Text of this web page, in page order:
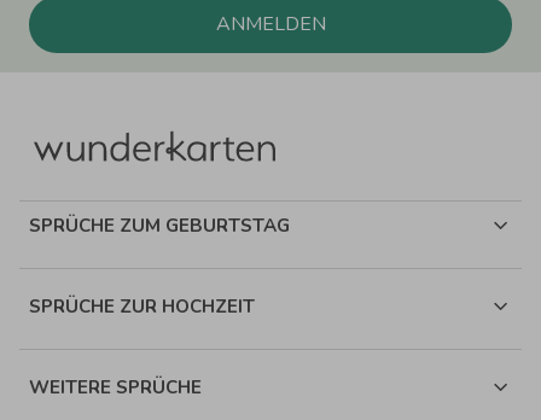
ANMELDEN
SPRÜCHE ZUM GEBURTSTAG
SPRÜCHE ZUR HOCHZEIT
WEITERE SPRÜCHE